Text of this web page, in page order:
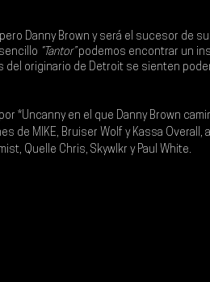
Danny Brown y será el sucesor de
“Tantor” podemos encontrar un
originario de Detroit se sienten
*Uncanny en el que Danny Brown
de MIKE, Bruiser Wolf y Kassa
Quelle Chris, Skywlkr y Paul White.